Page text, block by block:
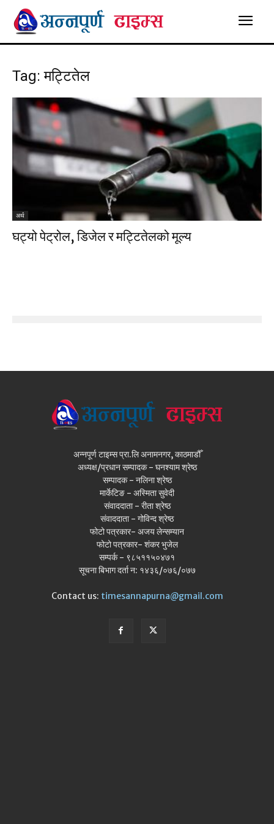
Tag: मट्टितेल
अर्थ
घट्यो पेट्रोल, डिजेल र मट्टितेलको मूल्य
अन्नपूर्ण टाइम्स प्रा.लि अनामनगर, काठमाडौँ
अध्यक्ष/प्रधान सम्पादक - घनश्याम श्रेष्ठ
सम्पादक - नलिना श्रेष्ठ
मार्केटिङ - अस्मिता सुवेदी
संवाददाता - रीता श्रेष्ठ
संवाददाता - गोविन्द श्रेष्ठ
फोटो पत्रकार- अजय लेन्सम्यान
फोटो पत्रकार- शंकर भुजेल
सम्पर्क - ९८५११५०४७१
सूचना बिभाग दर्ता न: १४३६/०७६/०७७
Contact us: timesannapurna@gmail.com